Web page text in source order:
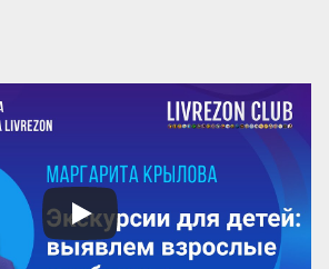
можно найти, изучив опыт Марии
Монтессори — педагога, который не
только разработал уникальную систему
воспитания, но и создал механизм её
сохранения и развития по всему миру.
Эти вопросы особенно актуальны для
женщин-новаторов, которые
разрабатывают авторские методики, но
сталкиваются с трудностями в их
продвижении и институ...